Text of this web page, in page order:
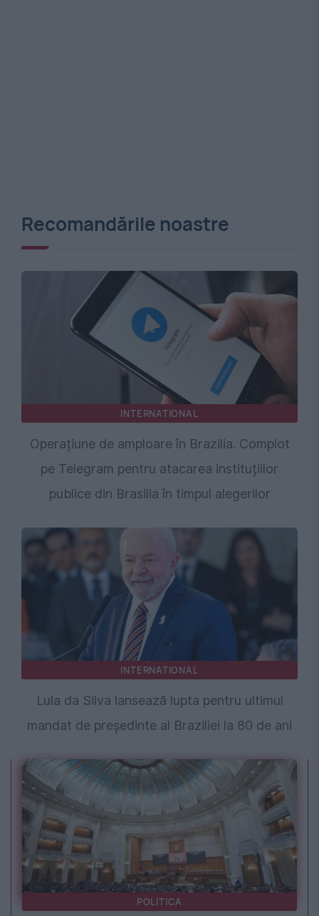
Recomandările noastre
INTERNATIONAL
Operațiune de amploare în Brazilia. Complot
pe Telegram pentru atacarea instituțiilor
publice din Brasilia în timpul alegerilor
INTERNATIONAL
Lula da Silva lansează lupta pentru ultimul
mandat de președinte al Braziliei la 80 de ani
POLITICA